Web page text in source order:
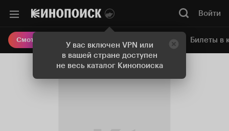
У вас включен VPN или
в вашей стране доступен
не весь каталог Кинопоиска
Войти
Смотреть кино Онлайн-кинотеатр Билеты в